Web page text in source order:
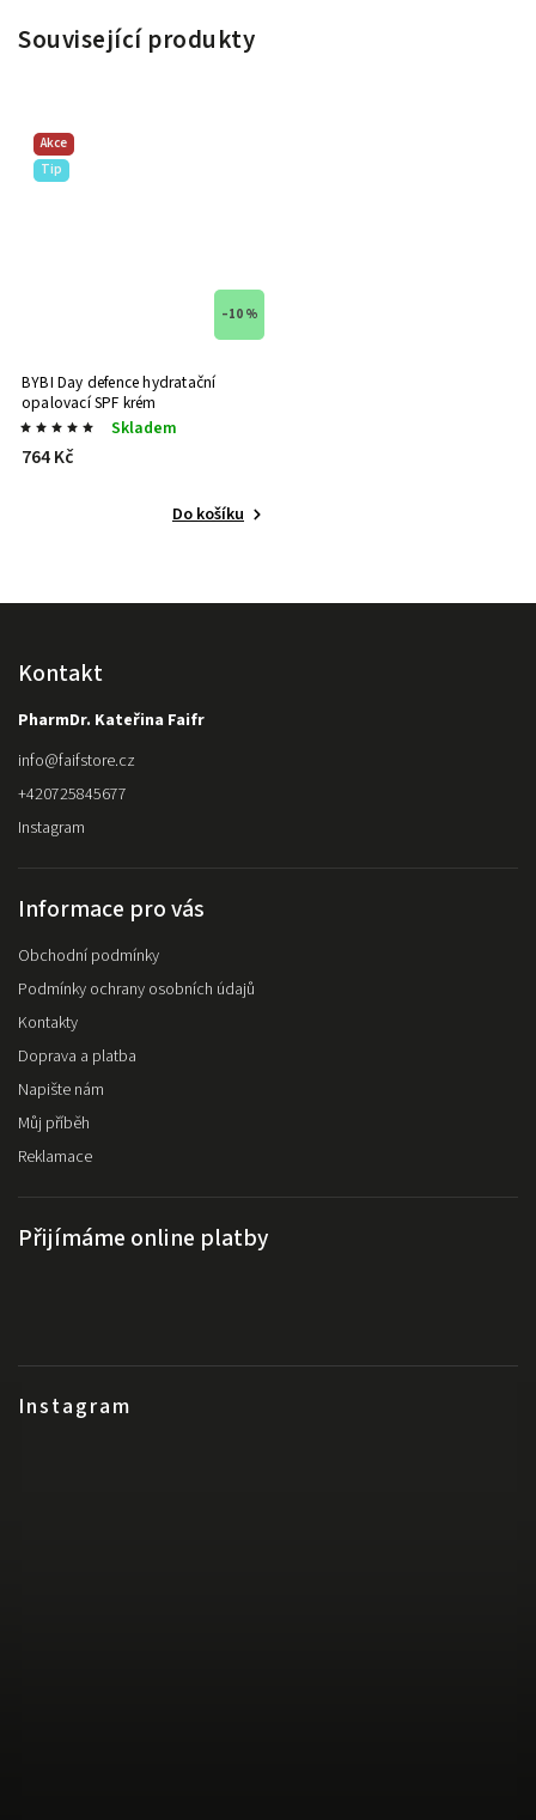
Související produkty
Akce
Tip
–10 %
BYBI Day defence hydratační
opalovací SPF krém
Skladem
764 Kč
Do košíku
Instagram
Kontakt
PharmDr. Kateřina Faifr
info@faifstore.cz
+420725845677
Instagram
Informace pro vás
Obchodní podmínky
Podmínky ochrany osobních údajů
Kontakty
Doprava a platba
Napište nám
Můj příběh
Reklamace
Přijímáme online platby